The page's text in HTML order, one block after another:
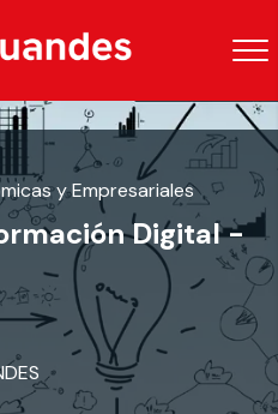
y Empresariales
Digital -